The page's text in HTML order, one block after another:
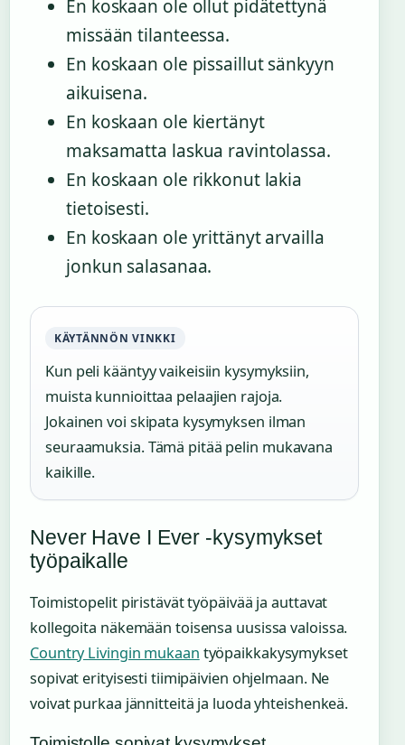
En koskaan ole ollut pidätettynä
missään tilanteessa.
En koskaan ole pissaillut sänkyyn
aikuisena.
En koskaan ole kiertänyt
maksamatta laskua ravintolassa.
En koskaan ole rikkonut lakia
tietoisesti.
En koskaan ole yrittänyt arvailla
jonkun salasanaa.
KÄYTÄNNÖN VINKKI
Kun peli kääntyy vaikeisiin kysymyksiin,
muista kunnioittaa pelaajien rajoja.
Jokainen voi skipata kysymyksen ilman
seuraamuksia. Tämä pitää pelin mukavana
kaikille.
Never Have I Ever -kysymykset
työpaikalle
Toimistopelit piristävät työpäivää ja auttavat
kollegoita näkemään toisensa uusissa valoissa.
Country Livingin mukaan työpaikkakysymykset
sopivat erityisesti tiimipäivien ohjelmaan. Ne
voivat purkaa jännitteitä ja luoda yhteishenkeä.